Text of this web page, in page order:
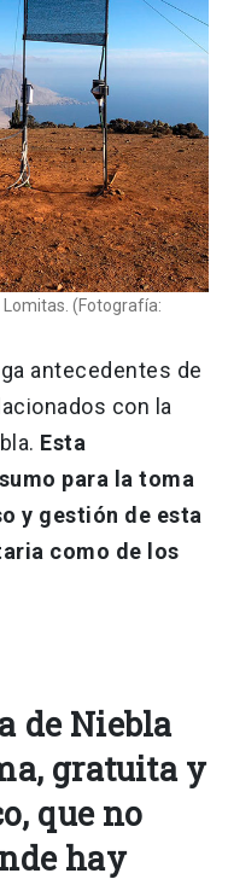
(Fotografía:
antecedentes de
con la
Esta
para la toma
y gestión de esta
como de los
de Niebla
gratuita y
que no
hay